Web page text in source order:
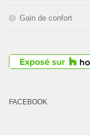
Gain de confort
FACEBOOK